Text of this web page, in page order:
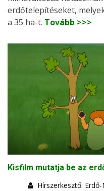
erdőtelepítéseket,
a 35 ha-t. Tovább >>>
Kisfilm mutatja be az
Hírszerkesztő: